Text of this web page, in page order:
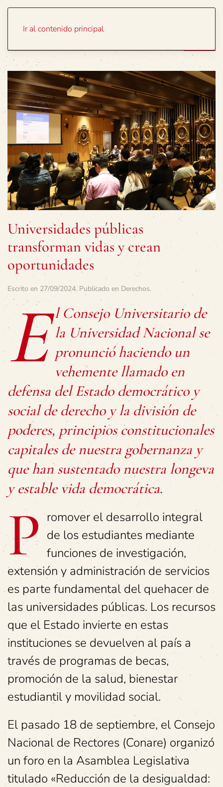
Ir al contenido principal
Universidades públicas
transforman vidas y crean
oportunidades
Escrito en 27/09/2024. Publicado en Derechos.
E l Consejo Universitario de
la Universidad Nacional se
pronunció haciendo un
vehemente llamado en
defensa del Estado democrático y
social de derecho y la división de
poderes, principios constitucionales
capitales de nuestra gobernanza y
que han sustentado nuestra longeva
y estable vida democrática.
P romover el desarrollo integral
de los estudiantes mediante
funciones de investigación,
extensión y administración de servicios
es parte fundamental del quehacer de
las universidades públicas. Los recursos
que el Estado invierte en estas
instituciones se devuelven al país a
través de programas de becas,
promoción de la salud, bienestar
estudiantil y movilidad social.
El pasado 18 de septiembre, el Consejo
Nacional de Rectores (Conare) organizó
un foro en la Asamblea Legislativa
titulado «Reducción de la desigualdad: